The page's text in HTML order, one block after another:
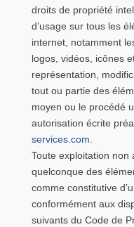
droits de propriété
d’usage sur tous les
internet, notamment
logos, vidéos, icônes
représentation,
tout ou partie des
moyen ou le procédé
autorisation écrite
services.com
Toute exploitation non
quelconque des
comme constitutive
conformément aux
suivants du Code de